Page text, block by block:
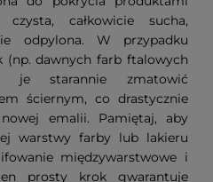
całkowicie sucha,
odpylona. W przypadku
(np. dawnych farb ftalowych
je starannie zmatowić
ściernym, co drastycznie
emalii. Pamiętaj, aby
warstwy farby lub lakieru
międzywarstwowe i
prosty krok gwarantuje